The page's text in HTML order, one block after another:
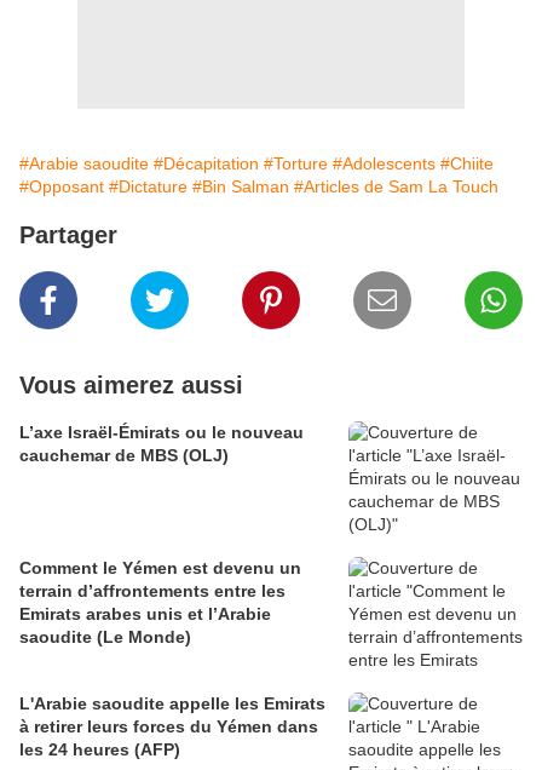
#Arabie saoudite #Décapitation #Torture #Adolescents #Chiite
#Opposant #Dictature #Bin Salman #Articles de Sam La Touch
Partager
Vous aimerez aussi
L’axe Israël-Émirats ou le nouveau
cauchemar de MBS (OLJ)
Comment le Yémen est devenu un
terrain d’affrontements entre les
Emirats arabes unis et l’Arabie
saoudite (Le Monde)
L'Arabie saoudite appelle les Emirats
à retirer leurs forces du Yémen dans
les 24 heures (AFP)